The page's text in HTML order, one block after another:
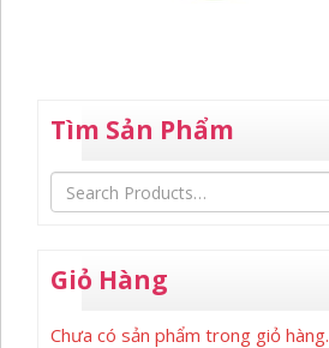
Tìm Sản Phẩm
Giỏ Hàng
Chưa có sản phẩm trong giỏ hàng.